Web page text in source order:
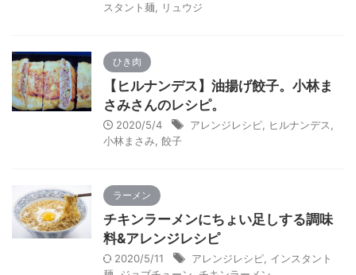
スタント麺
リュウジ
ひき肉
【ヒルナンデス】油揚げ餃子。小林ま
さみさんのレシピ。
2020/5/4 アレンジレシピ ヒルナンデス
小林まさみ 餃子
ラーメン
チキンラーメンにちょい足しする調味
料&アレンジレシピ
2020/5/11 アレンジレシピ インスタント